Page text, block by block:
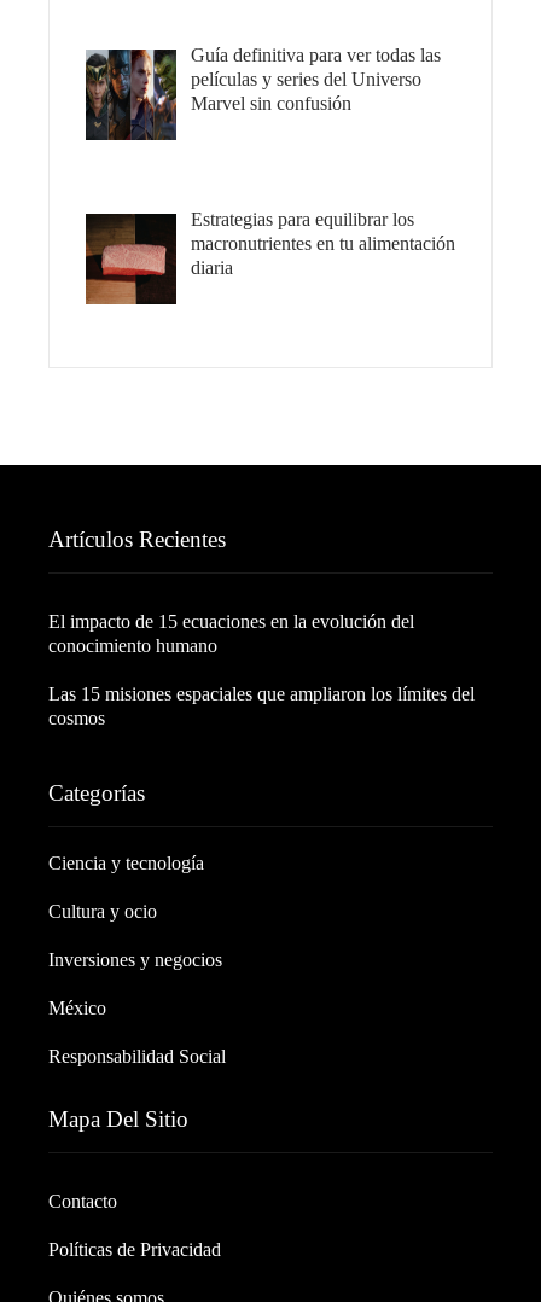
Guía definitiva para ver todas las
películas y series del Universo
Marvel sin confusión
Estrategias para equilibrar los
macronutrientes en tu alimentación
diaria
Artículos Recientes
El impacto de 15 ecuaciones en la evolución del
conocimiento humano
Las 15 misiones espaciales que ampliaron los límites del
cosmos
Categorías
Ciencia y tecnología
Cultura y ocio
Inversiones y negocios
México
Responsabilidad Social
Mapa Del Sitio
Contacto
Políticas de Privacidad
Quiénes somos